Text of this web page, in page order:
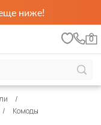
ниже!
0
Комоды